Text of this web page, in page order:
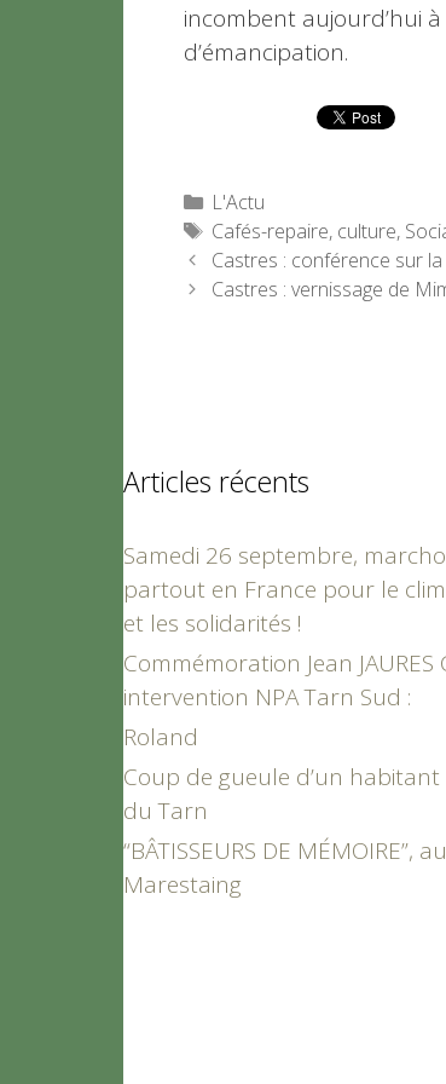
incombent aujourd’hui
d’émancipation.
Catégories
L'Actu
Étiquettes
Cafés-repaire, culture,
Castres : conférence sur
Castres : vernissage de
Articles récents
Samedi 26 septembre,
partout en France pour le
et les solidarités !
Commémoration Jean JAURES
intervention NPA Tarn Sud :
Roland
Coup de gueule d’un
du Tarn
“BÂTISSEURS DE MÉMOIRE”, au
Marestaing